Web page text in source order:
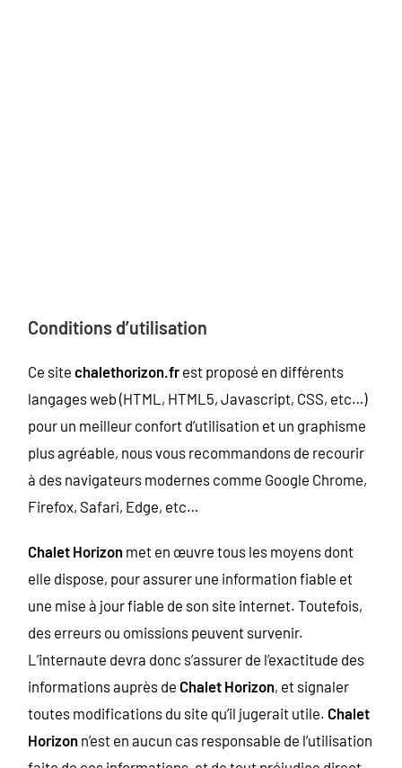
Conditions d’utilisation
Ce sitechalethorizon.fr est proposé en différents
langages web (HTML, HTML5, Javascript, CSS, etc…)
pour un meilleur confort d’utilisation et un graphisme
plus agréable, nous vous recommandons de recourir
à des navigateurs modernes comme Google Chrome,
Firefox, Safari, Edge, etc…
Chalet Horizon met en œuvre tous les moyens dont
elle dispose, pour assurer une information fiable et
une mise à jour fiable de son site internet. Toutefois,
des erreurs ou omissions peuvent survenir.
L’internaute devra donc s’assurer de l’exactitude des
informations auprès de Chalet Horizon, et signaler
toutes modifications du site qu’il jugerait utile. Chalet
Horizon n’est en aucun cas responsable de l’utilisation